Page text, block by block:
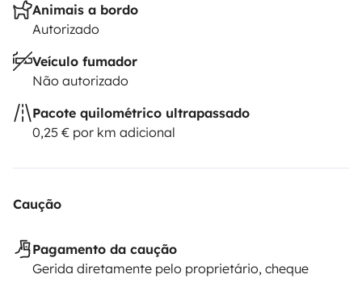
Animais a bordo
Autorizado
Veículo fumador
Não autorizado
Pacote quilométrico ultrapassado
0,25 € por km adicional
Caução
Pagamento da caução
Gerida diretamente pelo proprietário, cheque